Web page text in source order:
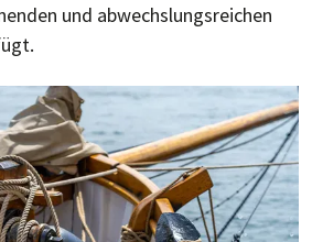
und ab­wechs­lungs­rei­chen